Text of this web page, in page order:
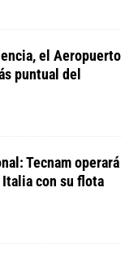
el Aeropuerto
puntual del
Tecnam operará
con su flota